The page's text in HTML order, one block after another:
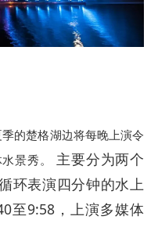
季的楚格湖边将每晚上演令
景秀。
主要分为两个
环表演四分钟的水上
至9:58，上演多媒体